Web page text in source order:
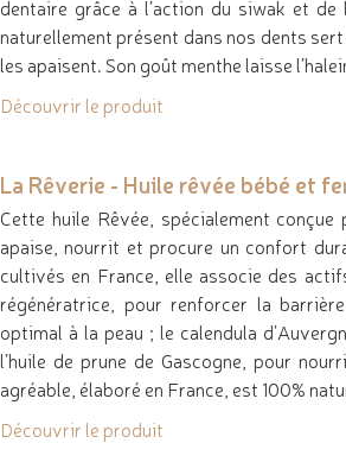
dentaire grâce à l’action du siwak et
naturellement présent dans nos dents
les apaisent. Son goût menthe laisse
Découvrir le produit
La Rêverie - Huile rêvée bébé et
Cette huile Rêvée, spécialement
apaise, nourrit et procure un confort
cultivés en France, elle associe des
régénératrice, pour renforcer la
optimal à la peau ; le calendula
l’huile de prune de Gascogne, pour
agréable, élaboré en France, est 100%
Découvrir le produit